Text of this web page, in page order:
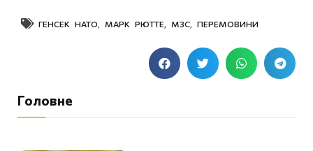
ГЕНСЕК НАТО МАРК РЮТТЕ МЗС ПЕРЕМОВИНИ
Головне